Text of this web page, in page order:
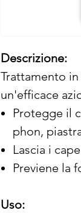
Descrizione:
Trattamento
un'efficace
Protegge il
phon,
Lascia i
Previene la
Uso: